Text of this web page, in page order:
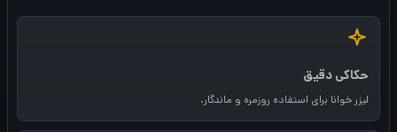
حکاکی دقیق
لیزر خوانا برای استفاده روزمره و ماندگار.